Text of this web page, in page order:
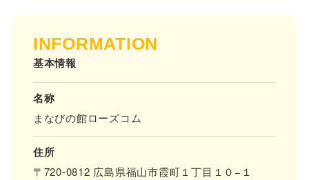
INFORMATION
基本情報
名称
まなびの館ローズコム
住所
〒720-0812 広島県福山市霞町１丁目１０−１